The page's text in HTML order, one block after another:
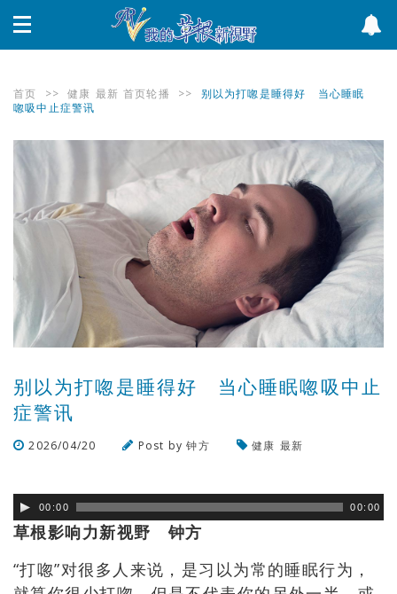
首页 >> 健康 最新 首页轮播 >>
别以为打唿是睡得好 当心睡眠
唿吸中止症警讯
别以为打唿是睡得好 当心睡眠唿吸中止
症警讯
2026/04/20 Post by钟方 健康 最新
00:00 00:00
草根影响力新视野 钟方
“打唿”对很多人来说，是习以为常的睡眠行为，